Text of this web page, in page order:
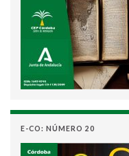
E-CO: NÚMERO 20